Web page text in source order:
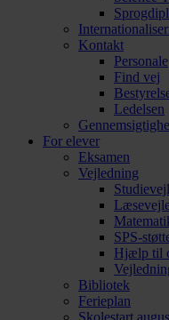
Kontakt
Personale
Find vej
Ledelsen
For elever
Eksamen
Vejledning
SPS-
Hjælp til
Bibliotek
Ferieplan
Skolestart